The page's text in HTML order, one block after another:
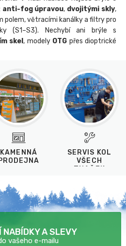
anti-fog úpravou, dvojitými skly,
polem, větracími kanálky a filtry pro
(S1–S3). Nechybí ani brýle s
skel , modely OTG přes dioptrické
lyžařských helem, dobře sedí
jízdě. Vybírat můžeš z modelů
na maximální viditelnost a
velikost, vhodný filtr a ideální
zkušenosti s lyžařským
KAMENNÁ
SERVIS KOL
VŠECH
ZNAČEK
NABÍDKY A SLEVY
vašeho e-mailu